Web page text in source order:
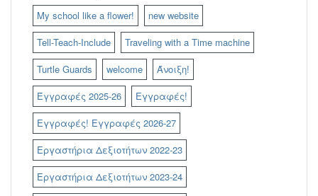
My school like a flower!
new website
Tell-Teach-Include
Traveling with a Time machine
Turtle Guards
welcome
Άνοιξη!
Έγγραφές 2025-26
Εγγραφές!
Εγγραφές! Εγγραφές 2026-27
Εργαστήρια Δεξιοτήτων 2022-23
Εργαστήρια Δεξιοτήτων 2023-24